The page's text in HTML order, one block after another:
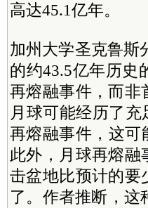
高达45.1亿年。
加州大学圣克鲁斯
的约43.5亿年历史
再熔融事件，而非
月球可能经历了
再熔融事件，这可
此外，月球再熔
击盆地比预计的要
了。作者推断，这